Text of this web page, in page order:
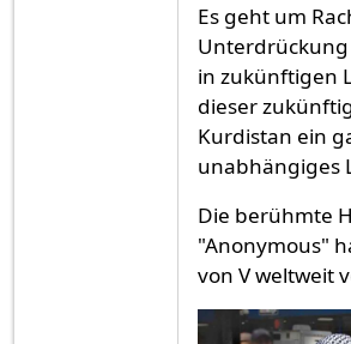
Es geht um
in zukünftigen
dieser
Kurdistan ein
unabhängiges
Die berühmte
"Anonymous"
von V weltweit